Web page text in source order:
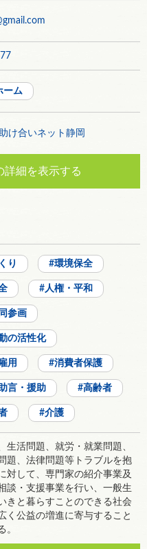
ーム
け合いネット静岡
細を表示する
り 環境保全
人権・平和
参画
の活性化
用 消費者保護
言・援助 高齢者
介護
生活問題、就労・就業問題、
題、法律問題等トラブルを抱
対して、専門家の紹介事業及
談・支援事業を行い、一般生
きと暮らすことのできる社会
く公益の増進に寄与すること
。